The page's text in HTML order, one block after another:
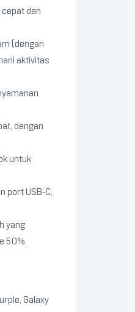
dan
(dengan
aktivitas
dengan
untuk
port USB-C,
yang
50%.
Galaxy